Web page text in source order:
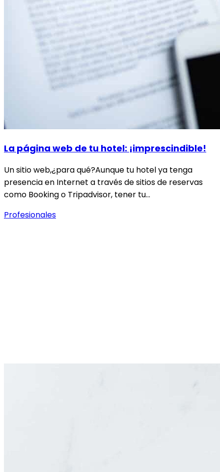
La página web de tu hotel: ¡imprescindible!
Un sitio web,¿para qué?Aunque tu hotel ya tenga
presencia en Internet a través de sitios de reservas
como Booking o Tripadvisor, tener tu…
Profesionales